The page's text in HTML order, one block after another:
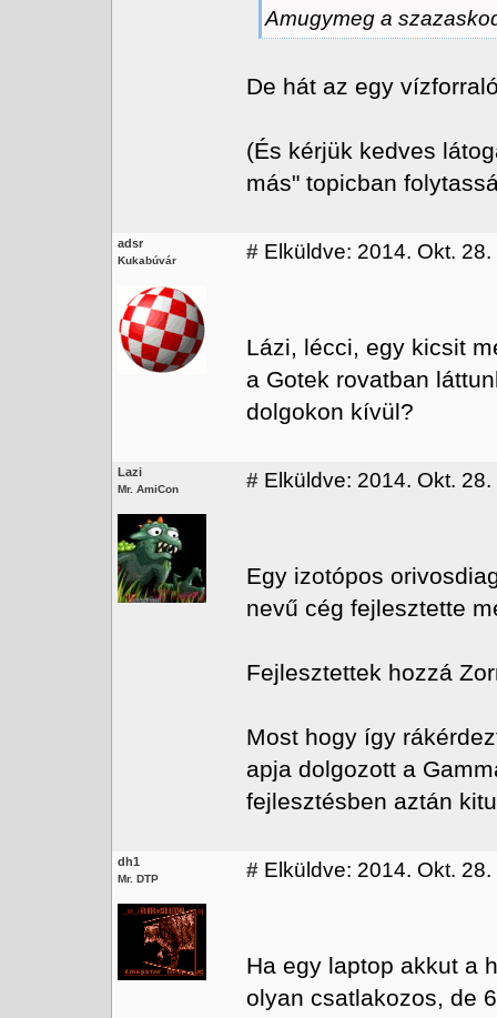
Amugymeg a
De hát az egy
(És kérjük kedves
más" topicban
adsr
Kukabúvár # Elküldve: 2014. Okt.
Lázi, lécci, egy kicsit
a Gotek rovatban
dolgokon kívül?
Lazi
Mr. AmiCon # Elküldve: 2014. Okt.
Egy izotópos
nevű cég fejlesztette
Fejlesztettek hozzá
Most hogy így
apja dolgozott a
fejlesztésben aztán
dh1
Mr. DTP # Elküldve: 2014. Okt.
Ha egy laptop akkut a
olyan csatlakozos, de